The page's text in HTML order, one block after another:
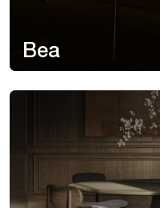
Bea